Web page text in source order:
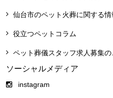
仙台市のペット火葬に関する情
役立つペットコラム
ペット葬儀スタッフ求人募集の
ソーシャルメディア
instagram